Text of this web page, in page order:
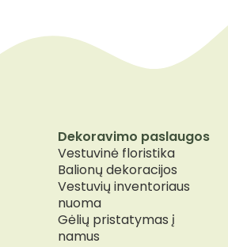
Dekoravimo paslaugos
Vestuvinė floristika
Balionų dekoracijos
Vestuvių inventoriaus
nuoma
Gėlių pristatymas į
namus